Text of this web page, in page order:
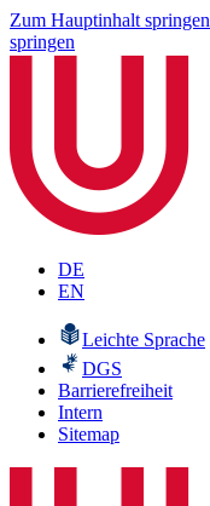
Zum Hauptinhalt springen
springen
DE
EN
Leichte Sprache
DGS
Barrierefreiheit
Intern
Sitemap